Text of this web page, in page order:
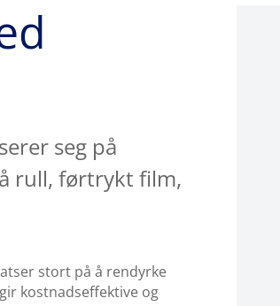
seg på
rull, førtrykt film,
stort på å rendyrke
kostnadseffektive og